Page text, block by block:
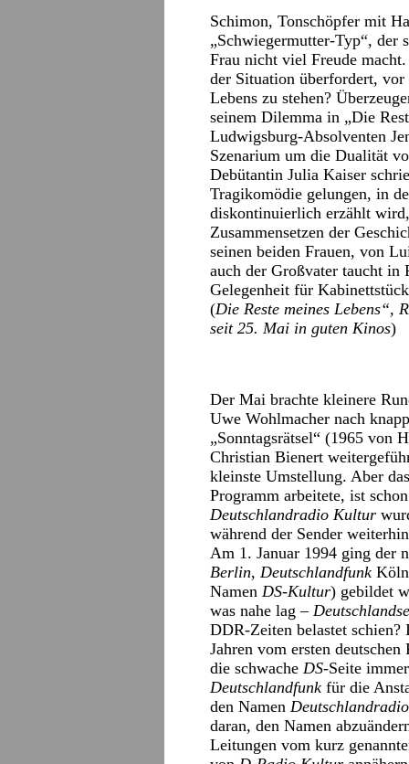
Schimon, Tonschöpfer mit
„Schwiegermutter-Typ“, der
Frau nicht viel Freude
der Situation überfordert, vor
Lebens zu stehen?
seinem Dilemma in „Die
Ludwigsburg-Absolventen
Szenarium um die Dualität
Debütantin Julia Kaiser
Tragikomödie gelungen, in
diskontinuierlich erzählt
Zusammensetzen der
seinen beiden Frauen, von
auch der Großvater taucht in
Gelegenheit für
(Die Reste meines Lebens“,
seit 25. Mai in guten Kinos)
Der Mai brachte kleinere
Uwe Wohlmacher nach
„Sonntagsrätsel“ (1965 von
Christian Bienert
kleinste Umstellung. Aber
Programm arbeitete, ist
Deutschlandradio Kultur
während der Sender
Am 1. Januar 1994 ging der
Berlin, Deutschlandfunk
Namen DS-Kultur) gebildet
was nahe lag –
DDR-Zeiten belastet schien?
Jahren vom ersten
die schwache DS-Seite
Deutschlandfunk für die
den Namen Deutschlandradio
daran, den Namen
Leitungen vom kurz